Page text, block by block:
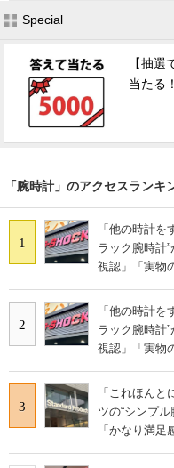
Special
【抽
当たる
「腕時計」のアクセスランキ
1
「他の時計
ラック腕時計
視認」「実物
2
「他の時計
ラック腕時計
視認」「実物
3
「これほん
ツの“シンプ
「かなり満足